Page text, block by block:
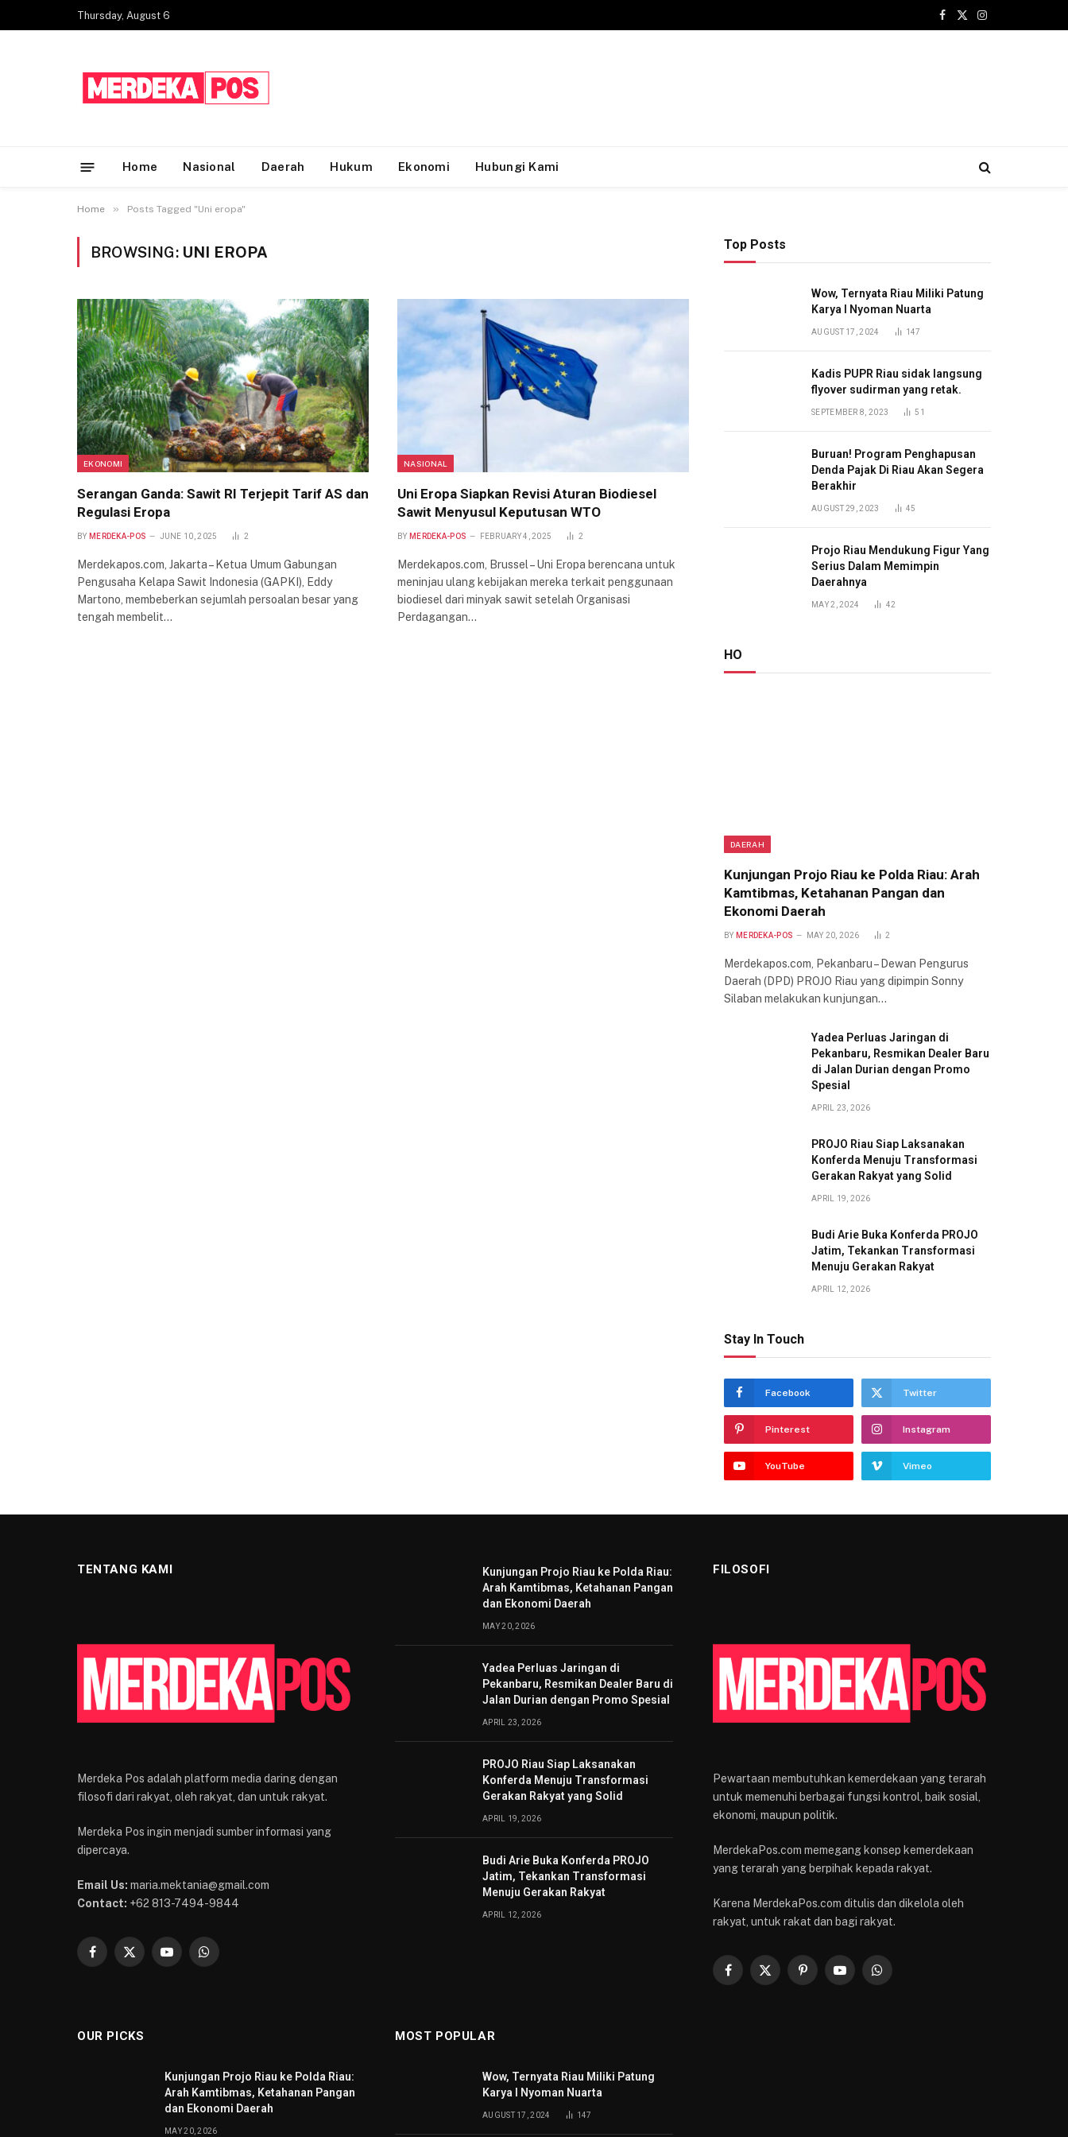
Thursday, August 6
Facebook
X
Instagram
Home Nasional Daerah Hukum Ekonomi Hubungi Kami
Home » Posts Tagged "Uni eropa"
BROWSING: UNI EROPA
EKONOMI
Serangan Ganda: Sawit RI Terjepit Tarif AS dan
Regulasi Eropa
BY MERDEKA-POS JUNE 10, 2025 2
Merdekapos.com, Jakarta – Ketua Umum Gabungan
Pengusaha Kelapa Sawit Indonesia (GAPKI), Eddy
Martono, membeberkan sejumlah persoalan besar yang
tengah membelit…
NASIONAL
Uni Eropa Siapkan Revisi Aturan Biodiesel
Sawit Menyusul Keputusan WTO
BY MERDEKA-POS FEBRUARY 4, 2025 2
Merdekapos.com, Brussel – Uni Eropa berencana untuk
meninjau ulang kebijakan mereka terkait penggunaan
biodiesel dari minyak sawit setelah Organisasi
Perdagangan…
Top Posts
Wow, Ternyata Riau Miliki Patung
Karya I Nyoman Nuarta
AUGUST 17, 2024 147
Kadis PUPR Riau sidak langsung
flyover sudirman yang retak.
SEPTEMBER 8, 2023 51
Buruan! Program Penghapusan
Denda Pajak Di Riau Akan Segera
Berakhir
AUGUST 29, 2023 45
Projo Riau Mendukung Figur Yang
Serius Dalam Memimpin
Daerahnya
MAY 2, 2024 42
HO
DAERAH
Kunjungan Projo Riau ke Polda Riau: Arah
Kamtibmas, Ketahanan Pangan dan
Ekonomi Daerah
BY MERDEKA-POS MAY 20, 2026 2
Merdekapos.com, Pekanbaru – Dewan Pengurus
Daerah (DPD) PROJO Riau yang dipimpin Sonny
Silaban melakukan kunjungan…
Yadea Perluas Jaringan di
Pekanbaru, Resmikan Dealer Baru
di Jalan Durian dengan Promo
Spesial
APRIL 23, 2026
PROJO Riau Siap Laksanakan
Konferda Menuju Transformasi
Gerakan Rakyat yang Solid
APRIL 19, 2026
Budi Arie Buka Konferda PROJO
Jatim, Tekankan Transformasi
Menuju Gerakan Rakyat
APRIL 12, 2026
Stay In Touch
Facebook Twitter
Pinterest Instagram
YouTube Vimeo
TENTANG KAMI
Merdeka Pos adalah platform media daring dengan
filosofi dari rakyat, oleh rakyat, dan untuk rakyat.
Merdeka Pos ingin menjadi sumber informasi yang
dipercaya.
Email Us: maria.mektania@gmail.com
Contact: +62 813-7494-9844
Facebook
X
YouTubeWhatsApp
Kunjungan Projo Riau ke Polda Riau:
Arah Kamtibmas, Ketahanan Pangan
dan Ekonomi Daerah
MAY 20, 2026
Yadea Perluas Jaringan di
Pekanbaru, Resmikan Dealer Baru di
Jalan Durian dengan Promo Spesial
APRIL 23, 2026
PROJO Riau Siap Laksanakan
Konferda Menuju Transformasi
Gerakan Rakyat yang Solid
APRIL 19, 2026
Budi Arie Buka Konferda PROJO
Jatim, Tekankan Transformasi
Menuju Gerakan Rakyat
APRIL 12, 2026
FILOSOFI
Pewartaan membutuhkan kemerdekaan yang terarah
untuk memenuhi berbagai fungsi kontrol, baik sosial,
ekonomi, maupun politik.
MerdekaPos.com memegang konsep kemerdekaan
yang terarah yang berpihak kepada rakyat.
Karena MerdekaPos.com ditulis dan dikelola oleh
rakyat, untuk rakat dan bagi rakyat.
Facebook
X
PinterestYouTubeWhatsApp
OUR PICKS
Kunjungan Projo Riau ke Polda Riau:
Arah Kamtibmas, Ketahanan Pangan
dan Ekonomi Daerah
MAY 20, 2026
MOST POPULAR
Wow, Ternyata Riau Miliki Patung
Karya I Nyoman Nuarta
AUGUST 17, 2024 147